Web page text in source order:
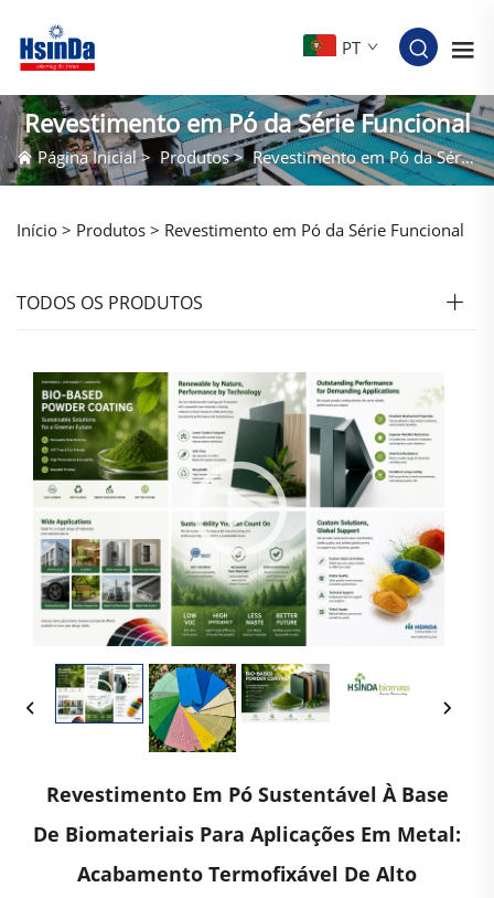
PT
Revestimento em Pó da Série Funcional
Página Inicial> Produtos>Revestimento em Pó da Série Funcional
Início > Produtos > Revestimento em Pó da Série Funcional
TODOS OS PRODUTOS
Revestimento Em Pó Sustentável À Base
De Biomateriais Para Aplicações Em Metal:
Acabamento Termofixável De Alto